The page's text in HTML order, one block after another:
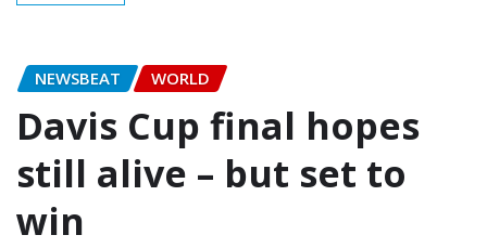
NEWSBEAT WORLD
Davis Cup final hopes
still alive – but set to
win